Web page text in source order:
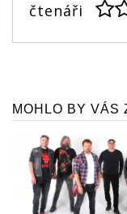
čtenáři
MOHLO BY VÁS